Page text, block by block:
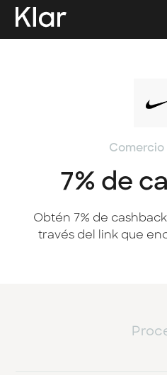
Comercio
7% de
Obtén 7% de
través del link que